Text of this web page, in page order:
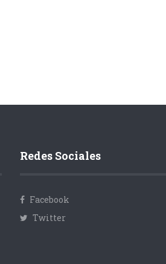
Redes Sociales
Facebook
Twitter